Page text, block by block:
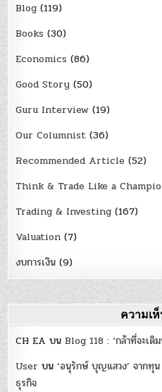
Blog (119)
Books (30)
Economics (86)
Good Story (50)
Guru Interview (19)
Our Columnist (36)
Recommended Article (52)
Think & Trade Like a
Trading & Investing (167)
Valuation (7)
งบการเงิน (9)
ความเ
CH EA บนBlog 118 : ‘กล้าที่จะเดิ
User บน‘อนุรักษ์ บุญแสวง’ จากทุ
ธุรกิจ